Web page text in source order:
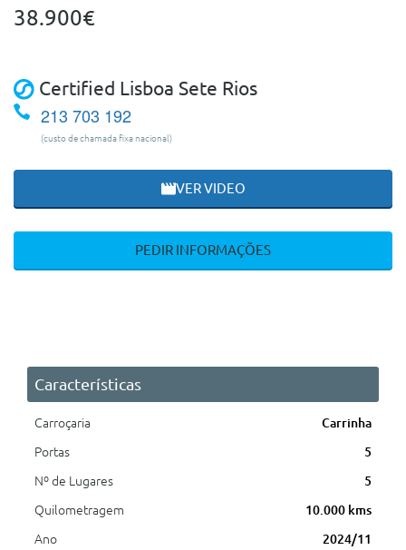
38.900€
Certified Lisboa Sete Rios
213 703 192
(custo de chamada fixa nacional)
VER VIDEO
PEDIR INFORMAÇÕES
Características
Carroçaria
Carrinha
Portas
5
Nº de Lugares
5
Quilometragem
10.000 kms
Ano
2024/11